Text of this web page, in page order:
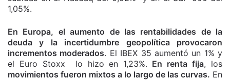
1,05%.
En Europa, el aumento de las rentabilidades de la
deuda y la incertidumbre geopolítica provocaron
incrementos moderados. El IBEX 35 aumentó un 1% y
el Euro Stoxx lo hizo en 1,23%. En renta fija, los
movimientos fueron mixtos a lo largo de las curvas. En